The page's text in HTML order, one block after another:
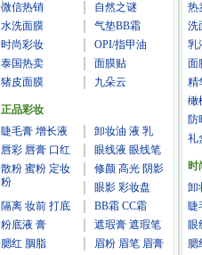
微信热销
自然之谜
水洗面膜
气垫BB霜
时尚彩妆
OPI/指甲油
泰国热卖
面膜贴
猪皮面膜
九朵云
正品彩妆
睫毛膏 增长液
卸妆油 液 乳
唇彩 唇膏 口红
眼线液 眼线笔
散粉 蜜粉 定妆
粉
修颜 高光 阴影
眼影 彩妆盘
隔离 妆前 打底
BB霜 CC霜
粉底液 膏
遮瑕膏 遮瑕笔
腮红 胭脂
眉粉 眉笔 眉膏
热
洗
乳
面
精
橄
防
礼
时
卸
睫
眼
腮